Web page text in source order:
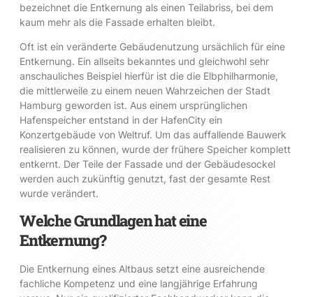
bezeichnet die Entkernung als einen Teilabriss, bei dem
kaum mehr als die Fassade erhalten bleibt.
Oft ist ein veränderte Gebäudenutzung ursächlich für eine
Entkernung. Ein allseits bekanntes und gleichwohl sehr
anschauliches Beispiel hierfür ist die die Elbphilharmonie,
die mittlerweile zu einem neuen Wahrzeichen der Stadt
Hamburg geworden ist. Aus einem ursprünglichen
Hafenspeicher entstand in der HafenCity ein
Konzertgebäude von Weltruf. Um das auffallende Bauwerk
realisieren zu können, wurde der frühere Speicher komplett
entkernt. Der Teile der Fassade und der Gebäudesockel
werden auch zukünftig genutzt, fast der gesamte Rest
wurde verändert.
Welche Grundlagen hat eine
Entkernung?
Die Entkernung eines Altbaus setzt eine ausreichende
fachliche Kompetenz und eine langjährige Erfahrung